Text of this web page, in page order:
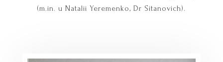
(m.in. u Natalii Yeremenko, Dr Sitanovich).